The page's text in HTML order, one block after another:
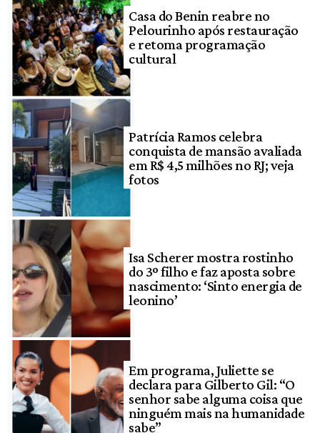
Casa do Benin reabre no
Pelourinho após restauração
e retoma programação
cultural
Patrícia Ramos celebra
conquista de mansão avaliada
em R$ 4,5 milhões no RJ; veja
fotos
Isa Scherer mostra rostinho
do 3º filho e faz aposta sobre
nascimento: ‘Sinto energia de
leonino’
Em programa, Juliette se
declara para Gilberto Gil: “O
senhor sabe alguma coisa que
ninguém mais na humanidade
sabe”